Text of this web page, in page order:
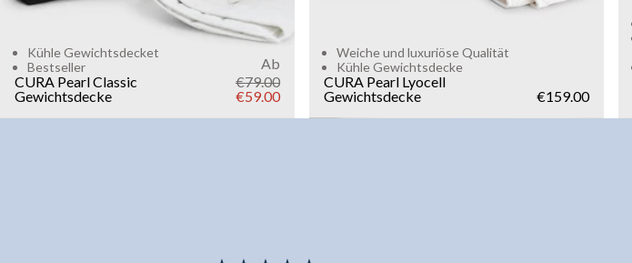
Kühle Gewichtsdecket
Bestseller
CURA Pearl Classic
Gewichtsdecke
Ab
€79.00
€59.00
Weiche und luxuriöse Qualität
Kühle Gewichtsdecke
CURA Pearl Lyocell
Gewichtsdecke
€159.00